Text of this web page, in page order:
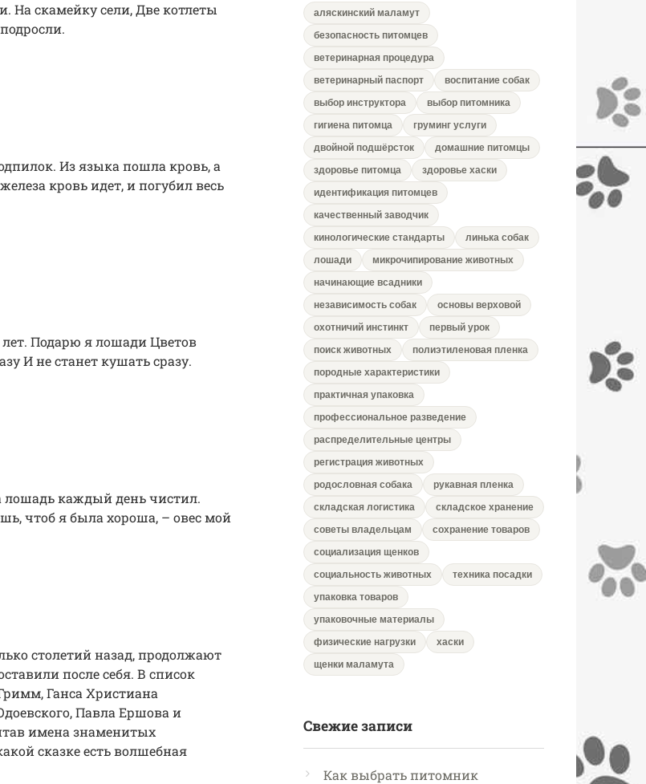
На скамейку сели, Две котлеты
Из языка пошла кровь, а
кровь идет, и погубил весь
Подарю я лошади Цветов
И не станет кушать сразу.
лошадь каждый день чистил.
чтоб я была хороша, – овес мой
столетий назад, продолжают
после себя. В список
Ганса Христиана
Павла Ершова и
имена знаменитых
сказке есть волшебная
аляскинский маламут
безопасность питомцев
ветеринарная процедура
ветеринарный паспорт
воспитание собак
выбор инструктора
выбор питомника
гигиена питомца
груминг услуги
двойной подшёрсток
домашние питомцы
здоровье питомца
здоровье хаски
идентификация питомцев
качественный заводчик
кинологические стандарты
линька собак
лошади
микрочипирование животных
начинающие всадники
независимость собак
основы верховой
охотничий инстинкт
первый урок
поиск животных
полиэтиленовая пленка
породные характеристики
практичная упаковка
профессиональное разведение
распределительные центры
регистрация животных
родословная собака
рукавная пленка
складская логистика
складское хранение
советы владельцам
сохранение товаров
социализация щенков
социальность животных
техника посадки
упаковка товаров
упаковочные материалы
физические нагрузки
хаски
щенки маламута
Свежие записи
Как выбрать питомник